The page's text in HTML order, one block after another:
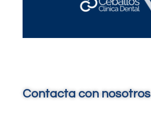
Contacta con nosotros